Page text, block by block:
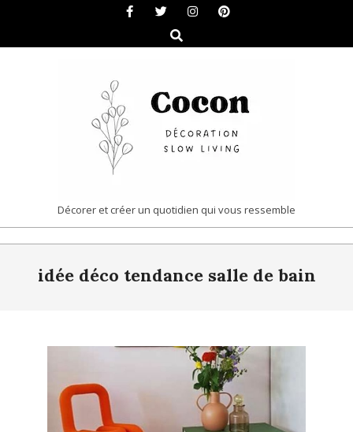
content
Search
COCON
|
DÉCORATION
LIVING
Décorer et créer un quotidien qui vous ressemble
Navigationidée déco tendance salle de bain